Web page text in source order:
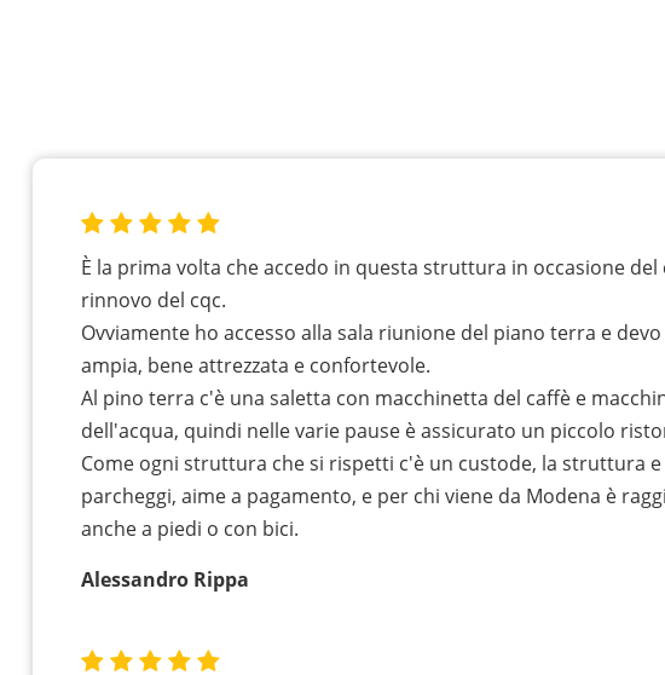
È la prima volta che accedo in questa struttura in occasione del
rinnovo del cqc.
Ovviamente ho accesso alla sala riunione del piano terra e
ampia, bene attrezzata e confortevole.
Al pino terra c'è una saletta con macchinetta del caffè e
dell'acqua, quindi nelle varie pause è assicurato un piccolo
Come ogni struttura che si rispetti c'è un custode, la struttura
parcheggi, aime a pagamento, e per chi viene da Modena è
anche a piedi o con bici.
Alessandro Rippa